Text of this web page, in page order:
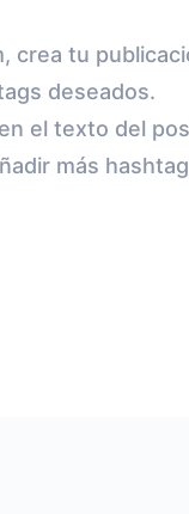
crea tu
deseados.
el texto del
más